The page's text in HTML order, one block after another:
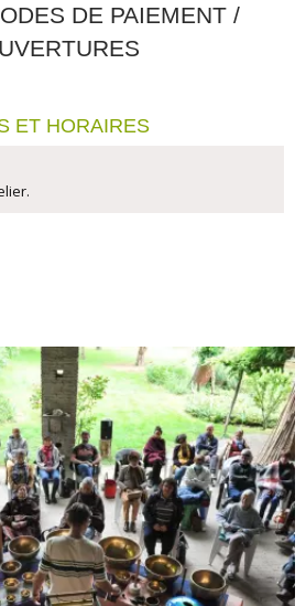
DE PAIEMENT /
ET HORAIRES